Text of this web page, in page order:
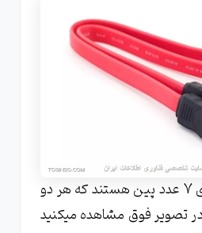
کابل های SATA دارای 7 عدد پین هستند که هر دو
تصویر فوق مشاهده میکنید